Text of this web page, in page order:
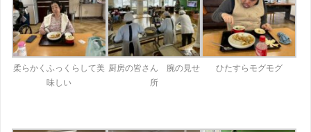
柔らかくふっくらして美
味しい
厨房の皆さん 腕の見せ
所
ひたすらモグモグ